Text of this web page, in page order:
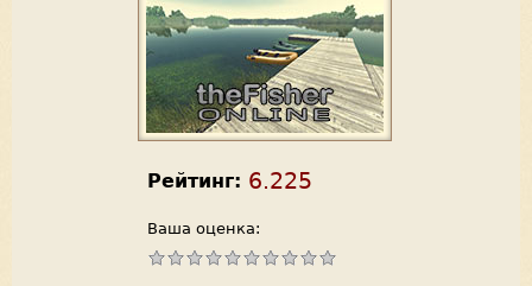
Рейтинг: 6.225
Ваша оценка: